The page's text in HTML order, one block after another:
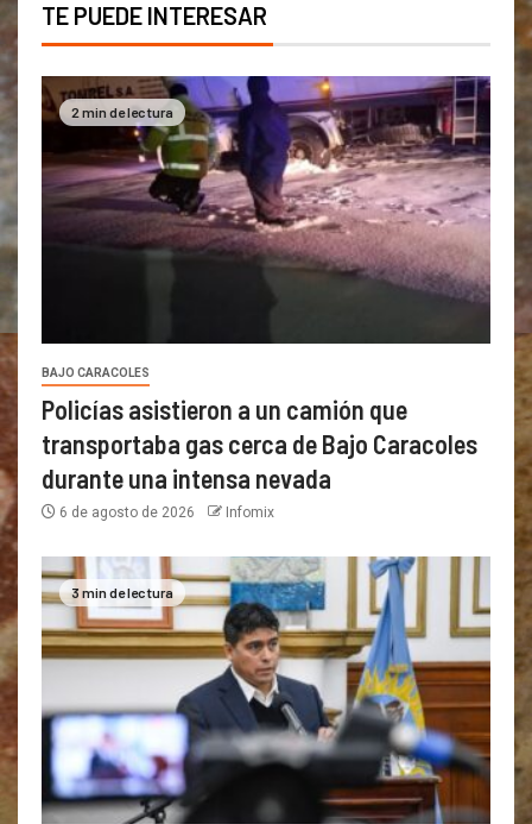
TE PUEDE INTERESAR
2 min de lectura
BAJO CARACOLES
Policías asistieron a un camión que
transportaba gas cerca de Bajo Caracoles
durante una intensa nevada
6 de agosto de 2026 Infomix
3 min de lectura